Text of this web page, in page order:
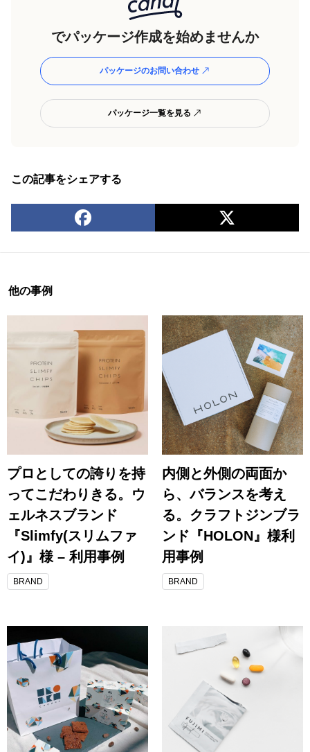
でパッケージ作成を始めませんか
パッケージのお問い合わせ
パッケージ一覧を見る
この記事をシェアする
他の事例
プロとしての誇りを持
ってこだわりきる。ウ
ェルネスブランド
『Slimfy(スリムファ
イ)』様 – 利用事例
BRAND
内側と外側の両面か
ら、バランスを考え
る。クラフトジンブラ
ンド『HOLON』様利
用事例
BRAND